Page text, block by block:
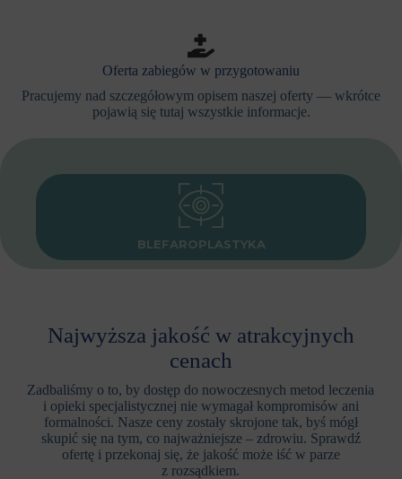
Oferta zabiegów w przygotowaniu
Pracujemy nad szczegółowym opisem naszej oferty — wkrótce
pojawią się tutaj wszystkie informacje.
BLEFAROPLASTYKA
Najwyższa jakość w atrakcyjnych
cenach
Zadbaliśmy o to, by dostęp do nowoczesnych metod leczenia
i opieki specjalistycznej nie wymagał kompromisów ani
formalności. Nasze ceny zostały skrojone tak, byś mógł
skupić się na tym, co najważniejsze – zdrowiu. Sprawdź
ofertę i przekonaj się, że jakość może iść w parze
z rozsądkiem.